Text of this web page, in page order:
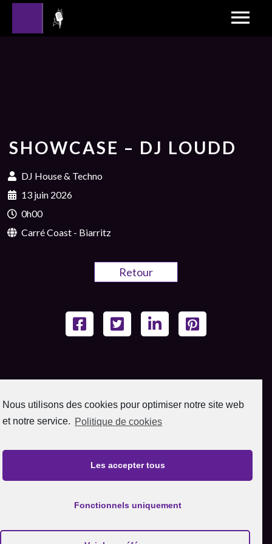
Nous utilisons des cookies pour optimiser notre site web
et notre service. Politique de cookies
Les accepter tous
Fonctionnels uniquement
SHOWCASE – DJ LOUDD
DJ House & Techno
13 juin 2026
0h00
Carré Coast - Biarritz
Retour